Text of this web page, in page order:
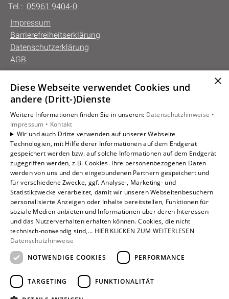
Tel.: 05961 9404-0
Impressum
Barrierefreiheitserklärung
Datenschutzerklärung
AGB
Unsere Bereiche
Gewerbekunden
Karriere
Unternehmen
Kontakt
×
Diese Webseite verwendet Cookies und
andere (Dritt-)Dienste
Weitere Informationen finden Sie in unseren: Datenschutzhinweise •
Impressum • Kontakt
Wir und auch Dritte verwenden auf unserer Webseite
Technologien, mit Hilfe derer Informationen auf dem Endgerät
gespeichert werden bzw. auf solche Informationen auf dem Endgerät
zugegriffen werden, z.B. Cookies. Ihre personenbezogenen Daten
werden von uns und den eingebundenen Partnern gespeichert und
für verschiedene Zwecke, ggf. Analyse-, Marketing- und
Statistikzwecke verarbeitet, damit wir unseren Webseitenbesuchern
personalisierte Anzeigen oder Inhalte bereitstellen, Funktionen für
soziale Medien anbieten und Informationen über deren Interessen
und das Nutzerverhalten erhalten können. Cookies, die nicht
technisch-notwendig sind,... HIER KLICKEN ZUM WEITERLESEN
Datenschutzhinweise
NOTWENDIGE COOKIES
PERFORMANCE
TARGETING FUNKTIONALITÄT